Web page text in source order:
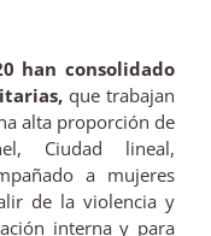
han consolidado
que trabajan
alta proporción de
Ciudad lineal,
a mujeres
de la violencia y
interna y para